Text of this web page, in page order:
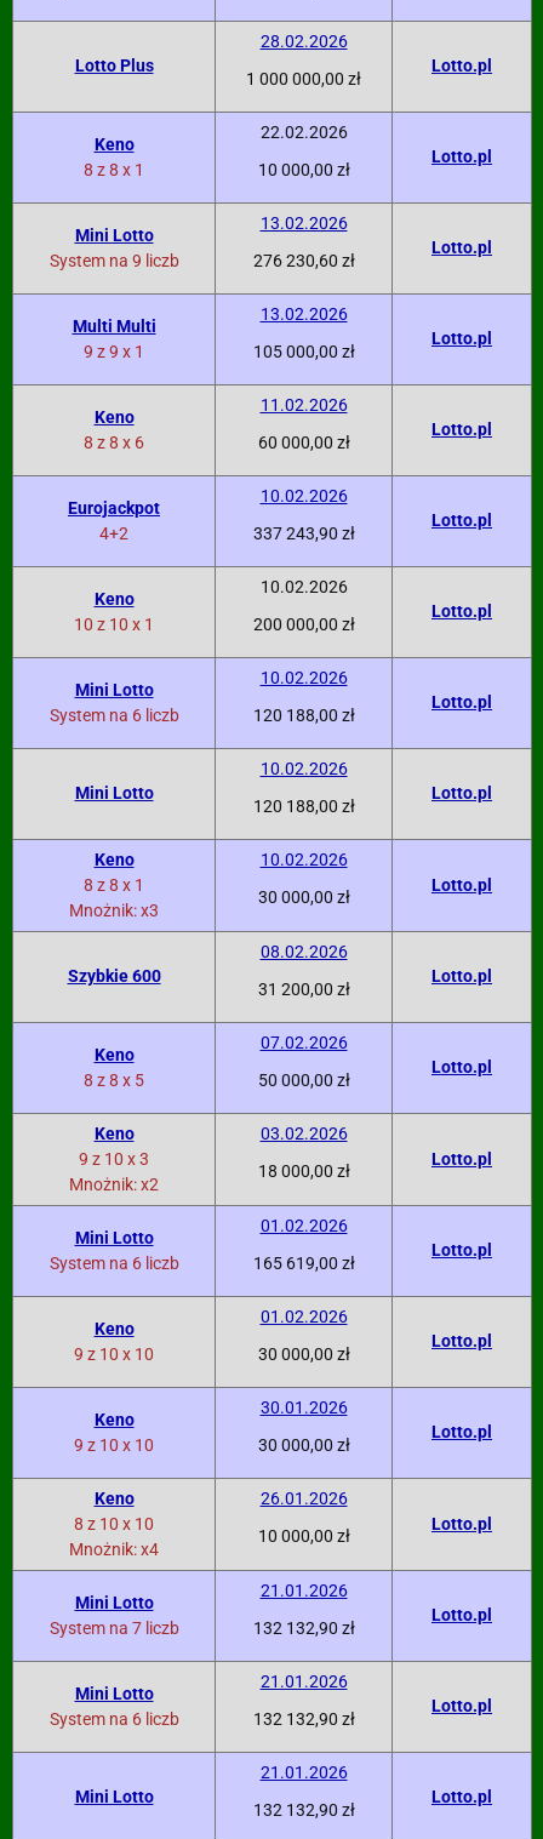
Lotto Plus
28.02.2026
1 000 000,00 zł
Lotto.pl
Keno
8 z 8 x 1
22.02.2026
10 000,00 zł
Lotto.pl
Mini Lotto
System na 9 liczb
13.02.2026
276 230,60 zł
Lotto.pl
Multi Multi
9 z 9 x 1
13.02.2026
105 000,00 zł
Lotto.pl
Keno
8 z 8 x 6
11.02.2026
60 000,00 zł
Lotto.pl
Eurojackpot
4+2
10.02.2026
337 243,90 zł
Lotto.pl
Keno
10 z 10 x 1
10.02.2026
200 000,00 zł
Lotto.pl
Mini Lotto
System na 6 liczb
10.02.2026
120 188,00 zł
Lotto.pl
Mini Lotto
10.02.2026
120 188,00 zł
Lotto.pl
Keno
8 z 8 x 1
Mnożnik: x3
10.02.2026
30 000,00 zł
Lotto.pl
Szybkie 600
08.02.2026
31 200,00 zł
Lotto.pl
Keno
8 z 8 x 5
07.02.2026
50 000,00 zł
Lotto.pl
Keno
9 z 10 x 3
Mnożnik: x2
03.02.2026
18 000,00 zł
Lotto.pl
Mini Lotto
System na 6 liczb
01.02.2026
165 619,00 zł
Lotto.pl
Keno
9 z 10 x 10
01.02.2026
30 000,00 zł
Lotto.pl
Keno
9 z 10 x 10
30.01.2026
30 000,00 zł
Lotto.pl
Keno
8 z 10 x 10
Mnożnik: x4
26.01.2026
10 000,00 zł
Lotto.pl
Mini Lotto
System na 7 liczb
21.01.2026
132 132,90 zł
Lotto.pl
Mini Lotto
System na 6 liczb
21.01.2026
132 132,90 zł
Lotto.pl
Mini Lotto
21.01.2026
132 132,90 zł
Lotto.pl